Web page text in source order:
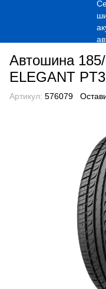
Автошина
ELEGANT
Артикул: 576079